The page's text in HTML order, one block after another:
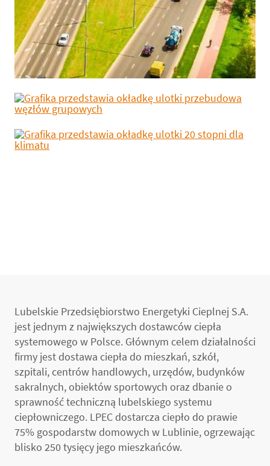
Lubelskie Przedsiębiorstwo Energetyki Cieplnej S.A.
jest jednym z największych dostawców ciepła
systemowego w Polsce. Głównym celem działalności
firmy jest dostawa ciepła do mieszkań, szkół,
szpitali, centrów handlowych, urzędów, budynków
sakralnych, obiektów sportowych oraz dbanie o
sprawność techniczną lubelskiego systemu
ciepłowniczego. LPEC dostarcza ciepło do prawie
75% gospodarstw domowych w Lublinie, ogrzewając
blisko 250 tysięcy jego mieszkańców.